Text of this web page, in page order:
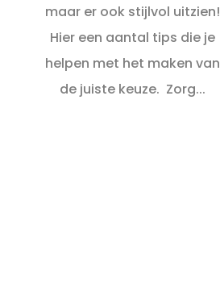
maar er ook stijlvol uitzien!
Hier een aantal tips die je
helpen met het maken van
de juiste keuze. Zorg...